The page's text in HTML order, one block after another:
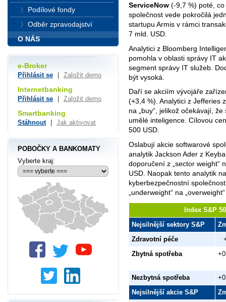
ServiceNow (-9,7 %) poté,
společnost vede pokročilá
startupu Armis v rámci
7 mld. USD.
Analytici z Bloomberg
pomohla v oblasti správy IT
segment správy IT služeb.
být vysoká.
Daří se akciím vývojáře
(+3,4 %). Analytici z Jefferies
na „buy“, jelikož očekávají,
umělé inteligence. Cílovou
500 USD.
Oslabují akcie softwarové
analytik Jackson Ader z
doporučení z „sector weight“
USD. Naopak tento analytik
kyberbezpečnostní
„underweight“ na
Index S&P
Nejsilnější sektory S&P
Zdravotní péče
Zbytná spotřeba
Nezbytná spotřeba
Nejsilnější akcie S&P
Podílové fondy
Odběr zpravodajství
O NÁS
e-Broker
Přihlásit se Založit demo
Internetbanking
Přihlásit se Založit demo
Smartbanking
Stáhnout Jak aktivovat
POBOČKY A BANKOMATY
Vyberte kraj: